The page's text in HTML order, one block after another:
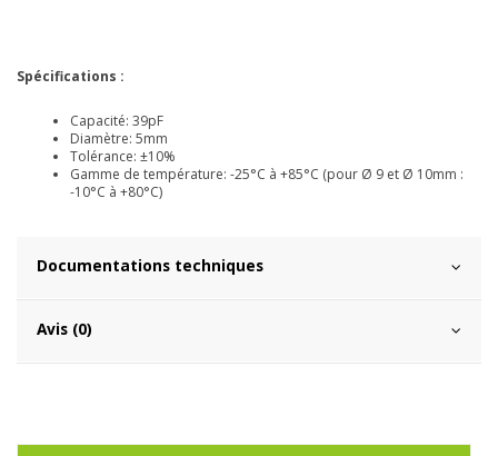
Spécifications :
Capacité: 39pF
Diamètre: 5mm
Tolérance: ±10%
Gamme de température: -25°C à +85°C (pour Ø 9 et Ø 10mm :
-10°C à +80°C)
Documentations techniques
Avis (0)